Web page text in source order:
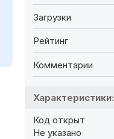
Загрузки
Рейтинг
Комментарии
Характеристики:
Код открыт
Не указано